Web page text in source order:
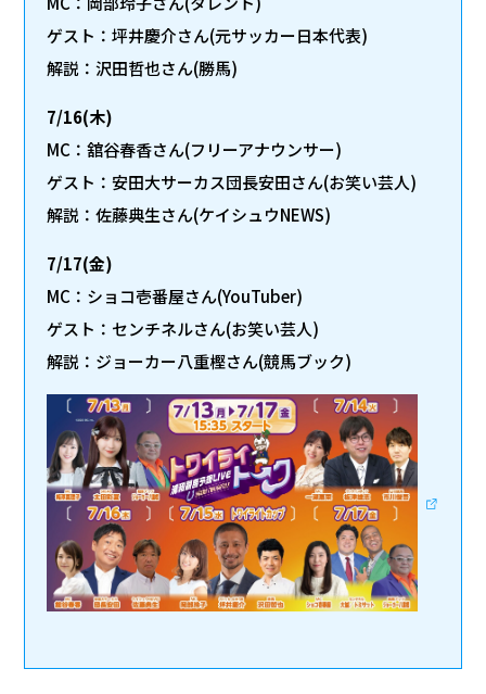
ゲスト：坪井慶介さん(元サッカー日本代表)
解説：沢田哲也さん(勝馬)
7/16(木)
MC：舘谷春香さん(フリーアナウンサー)
ゲスト：安田大サーカス団長安田さん(お笑い芸人)
解説：佐藤典生さん(ケイシュウNEWS)
7/17(金)
MC：ショコ壱番屋さん(YouTuber)
ゲスト：センチネルさん(お笑い芸人)
解説：ジョーカー八重樫さん(競馬ブック)